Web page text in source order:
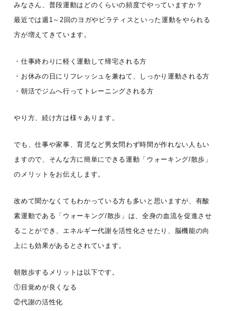
みなさん、普段運動はどのくらいの頻度でやっていますか？
最近では週1～2回のヨガやピラティスといった運動をやられる
方が増えてきています。
・仕事終わりに軽く運動して帰宅される方
・お休みの日にリフレッシュを兼ねて、しっかり運動される方
・朝活でジムへ行ってトレーニングされる方
やり方、続け方は様々あります。
でも、仕事や家事、育児など男女問わず時間が作れない人もい
ますので、そんな方に簡単にできる運動「ウォーキング/散歩」
のメリットをお伝えします。
改めて聞かなくてもわかっている方も多いと思いますが、有酸
素運動である「ウォーキング/散歩」は、全身の血流を促進させ
ることができ、エネルギー代謝を活性化させたり、脳機能の向
上にも効果があるとされています。
朝散歩するメリットは以下です。
①目覚めが良くなる
②代謝の活性化